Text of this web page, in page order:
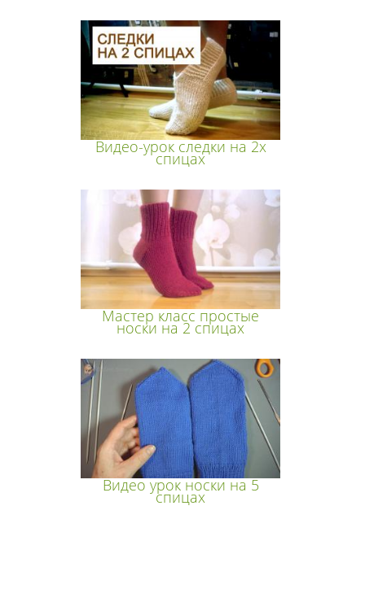
Видео-урок следки на 2х
спицах
Мастер класс простые
носки на 2 спицах
Видео урок носки на 5
спицах